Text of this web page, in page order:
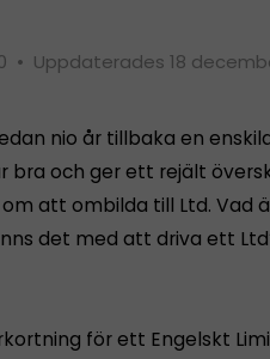
• Uppdaterades 18
nio år tillbaka en
bra och ger ett rejält
att ombilda till Ltd. Vad
det med att driva ett
för ett Engelskt